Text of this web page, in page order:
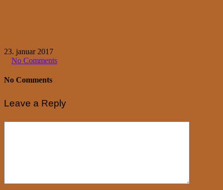
23. januar 2017
No Comments
No Comments
Leave a Reply